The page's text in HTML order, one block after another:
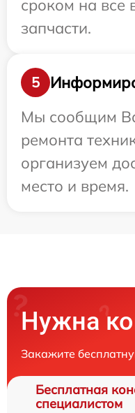
сроком на все
запчасти.
5
Мы сообщим
ремонта
организуем
место и время.
Нужна
Закажите
Бесплатная
специалистом